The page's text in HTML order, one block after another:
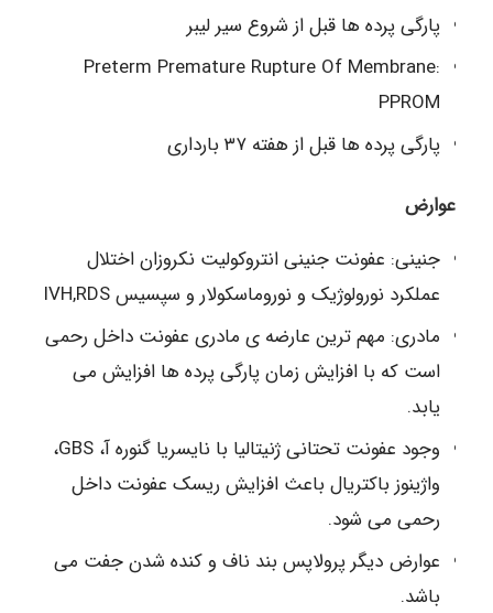
پارگی پرده ها قبل از شروع سیر لیبر
Preterm Premature Rupture Of Membrane:
PPROM
پارگی پرده ها قبل از هفته ۳۷ بارداری
عوارض
جنینی: عفونت جنینی انتروکولیت نکروزان اختلال
عملکرد نورولوژیک و نوروماسکولار و سپسیس IVH,RDS
مادری: مهم ترین عارضه ی مادری عفونت داخل رحمی
است که با افزایش زمان پارگی پرده ها افزایش می
یابد.
وجود عفونت تحتانی ژنیتالیا با نایسریا گنوره آ، GBS،
واژینوز باکتریال باعث افزایش ریسک عفونت داخل
رحمی می شود.
عوارض دیگر پرولاپس بند ناف و کنده شدن جفت می
باشد.